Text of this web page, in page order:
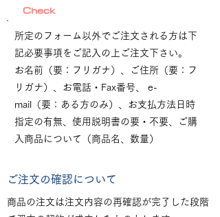
Check
所定のフォーム以外でご注文される方は下
記必要事項をご記入の上ご注文下さい。
お名前（要：フリガナ）、ご住所（要：フ
リガナ）、お電話・Fax番号、 e-
mail（要：ある方のみ）、お支払方法日時
指定の有無、使用説明書の要・不要、ご購
入商品について（商品名、数量）
ご注文の確認について
商品の注文は注文内容の再確認が完了した段階